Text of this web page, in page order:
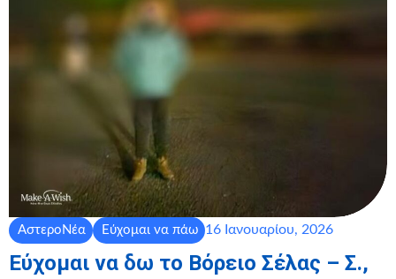
ΑστεροΝέα Εύχομαι να πάω 16 Ιανουαρίου, 2026
Εύχομαι να δω το Βόρειο Σέλας – Σ.,